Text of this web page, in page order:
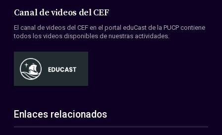
Canal de videos del CEF
El canal de videos del CEF en el portal eduCast de la PUCP contiene
todos los videos disponibles de nuestras actividades.
Enlaces relacionados